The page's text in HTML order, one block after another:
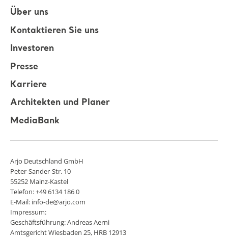
Über uns
Kontaktieren Sie uns
Investoren
Presse
Karriere
Architekten und Planer
MediaBank
Arjo Deutschland GmbH
Peter-Sander-Str. 10
55252 Mainz-Kastel
Telefon: +49 6134 186 0
E-Mail: info-de@arjo.com
Impressum:
Geschäftsführung: Andreas Aerni
Amtsgericht Wiesbaden 25, HRB 12913